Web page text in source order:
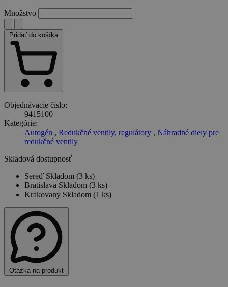
Množstvo
Pridať do košíka
Objednávacie číslo:
9415100
Kategórie:
Autogén , Redukčné ventily, regulátory , Náhradné diely pre
redukčné ventily
Skladová dostupnosť
Sereď Skladom (3 ks)
Bratislava Skladom (3 ks)
Krakovany Skladom (1 ks)
Otázka na produkt